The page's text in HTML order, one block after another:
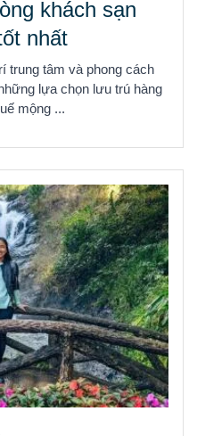
khách sạn
nhất
trung tâm và phong cách
lựa chọn lưu trú hàng
mộng ...